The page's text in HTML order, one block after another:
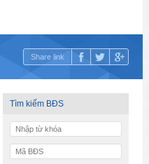
Share link
Tìm kiếm BĐS